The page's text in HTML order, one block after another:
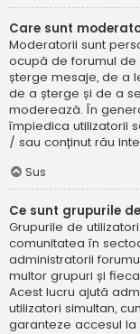
Care sunt
Moderatorii sunt
ocupă de forumul de
șterge mesaje, de a
de a șterge și de a
moderează. În
împiedica utilizatorii
/ sau conținut rău
Sus
Ce sunt grupurile
Grupurile de
comunitatea în
administratorii
multor grupuri și
Acest lucru ajută
utilizatori simultan,
garanteze accesul la